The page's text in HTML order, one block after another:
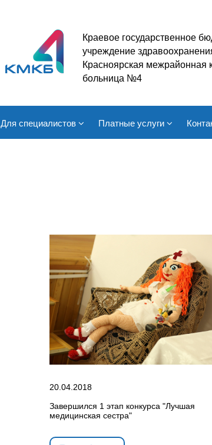
Краевое государственное
учреждение
Красноярская межрайонная
больница №4
Для специалистов Платные услуги
20.04.2018
Завершился 1 этап конкурса "Лучшая
медицинская сестра"